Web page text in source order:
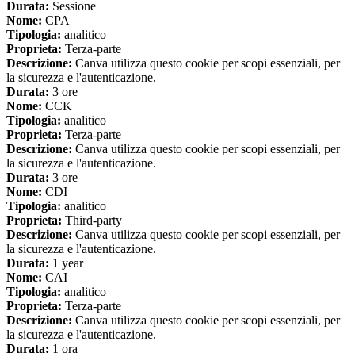
Durata: Sessione
Nome: CPA
Tipologia: analitico
Proprieta: Terza-parte
Descrizione: Canva utilizza questo cookie per scopi essenziali, per
la sicurezza e l'autenticazione.
Durata: 3 ore
Nome: CCK
Tipologia: analitico
Proprieta: Terza-parte
Descrizione: Canva utilizza questo cookie per scopi essenziali, per
la sicurezza e l'autenticazione.
Durata: 3 ore
Nome: CDI
Tipologia: analitico
Proprieta: Third-party
Descrizione: Canva utilizza questo cookie per scopi essenziali, per
la sicurezza e l'autenticazione.
Durata: 1 year
Nome: CAI
Tipologia: analitico
Proprieta: Terza-parte
Descrizione: Canva utilizza questo cookie per scopi essenziali, per
la sicurezza e l'autenticazione.
Durata: 1 ora